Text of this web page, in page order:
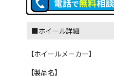
■ホイール詳細
【ホイールメーカー】
【製品名】